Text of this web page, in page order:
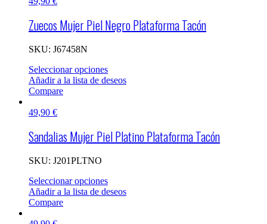
Zuecos Mujer Piel Negro Plataforma Tacón
SKU: J67458N
Seleccionar opciones
Añadir a la lista de deseos
Compare
49,90 €
Sandalias Mujer Piel Platino Plataforma Tacón
SKU: J201PLTNO
Seleccionar opciones
Añadir a la lista de deseos
Compare